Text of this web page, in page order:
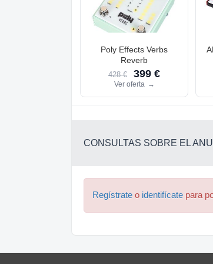
Poly Effects Verbs
Reverb
428 € 399 €
Ver oferta →
CONSULTAS SOBRE EL
Regístrate o identifícate para